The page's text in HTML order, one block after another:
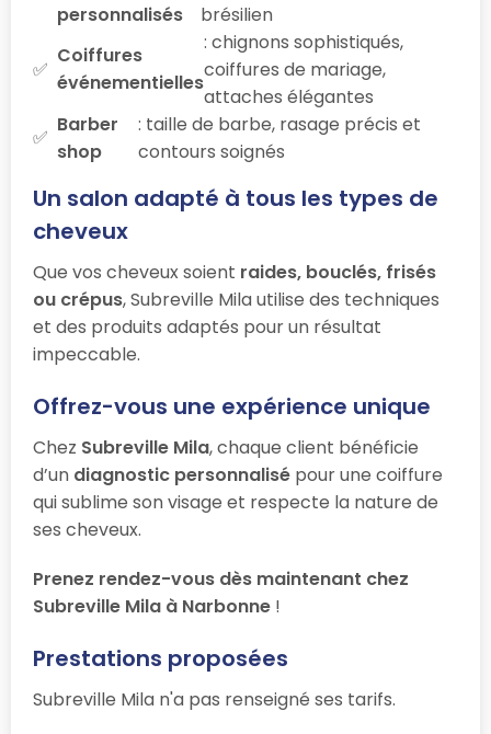
personnalisés
brésilien
Coiffures
événementielles
: chignons sophistiqués,
coiffures de mariage,
attaches élégantes
Barber
shop
: taille de barbe, rasage précis et
contours soignés
Un salon adapté à tous les types de
cheveux
Que vos cheveux soient raides, bouclés, frisés
ou crépus, Subreville Mila utilise des techniques
et des produits adaptés pour un résultat
impeccable.
Offrez-vous une expérience unique
Chez Subreville Mila, chaque client bénéficie
d’un diagnostic personnalisé pour une coiffure
qui sublime son visage et respecte la nature de
ses cheveux.
Prenez rendez-vous dès maintenant chez
Subreville Mila à Narbonne !
Prestations proposées
Subreville Mila n'a pas renseigné ses tarifs.